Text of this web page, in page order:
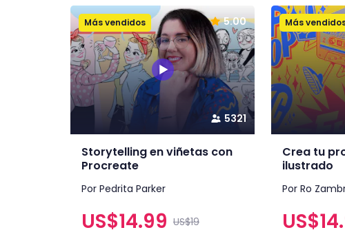
Más vendidos
5321
5.00
Storytelling en viñetas con
Procreate
Por Pedrita Parker
US$14.99 US$19
Más
Crea tu
ilustrado
Por Ro
US$